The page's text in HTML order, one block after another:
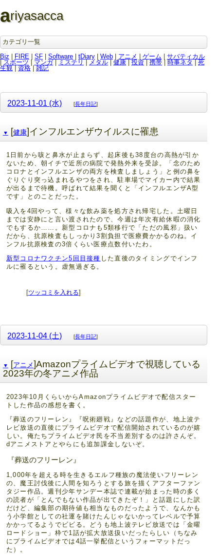
ariyasacca
カテゴリ一覧
Biz
FIRE SF Software tDiary Web アニメ ゲーム
サバティカル
スポーツ | マンガ| ミステリ メタル 健康 投資 携帯 | 時事ネタ
死
生観
資格| 雑記
2023-11-01 (水) [長年日記]
▼ [健康]インフルエンザウイルスに罹患
1日前から咳と鼻水が止まらず、起床後も38度台の高熱が引か
ないため、朝イチで近所の病院で発熱外来を受診。「念のため
コロナとインフルエンザの両方を検査しましょう」と例の鼻を
ぐりぐり突っ込まれるやつをされ、駐車場でマイカー内で結果
が出るまで待機。呼ばれて結果を聞くと「インフルエンザA型
です」とのことだった。
吸入を4回やって、様々な飲み薬を処方され帰宅した。土曜日
までは安静にと言い渡されたので、今週は年次有給休暇の消化
でもするか……。新型コロナも5類移行で「ただの風邪」扱い
だから、抗原検査もしっかり3割負担で医療費かかるのね。イ
ンフル抗原検査の3倍くらい医療点数付いたわ。
新型コロナワクチン5回目接種 した直後のタイミングでインフ
ルに罹るという。虚無過ぎる。
[ツッコミを入れる]
2023-11-04 (土) [長年日記]
▼ [アニメ]Amazonプライムビデオで視聴している
2023年の冬アニメ作品
2023年10月くらいからAmazonプライムビデオで配信スター
トした作品の感想を書く。
『葬送のフリーレン』『呪術廻戦』などの話題作が、地上波テ
レビ放送の直後にプライムビデオで配信開始されているのが嬉
しい。俺たちプライムビデオ民を不当差別するのは許さんぞ。
dアニメストアとやらにも追加課金しないぞ。
『葬送のフリーレン』
1,000年を超える時を生きるエルフ種族の魔法使いフリーレン
の、魔王討伐後に人間を知ろうとする旅を描くアフターファン
タジー作品。週刊少年サンデー本誌で連載が始まった時の多く
の読者が「とんでもない作品が出てきたぞ！」と話題にした訳
だけど、編集部の期待値も相当なものだったようで、なんかも
う小学館としての社運を賭けたんじゃないかってレベルで予算
かかってるようでビビる。どうも地上波テレビ放送では「金曜
ロードショー」枠で1話が拡大放送扱いだったらしい（ちなみ
にプライムビデオでは4話一挙配信というフォーマットだっ
た）。